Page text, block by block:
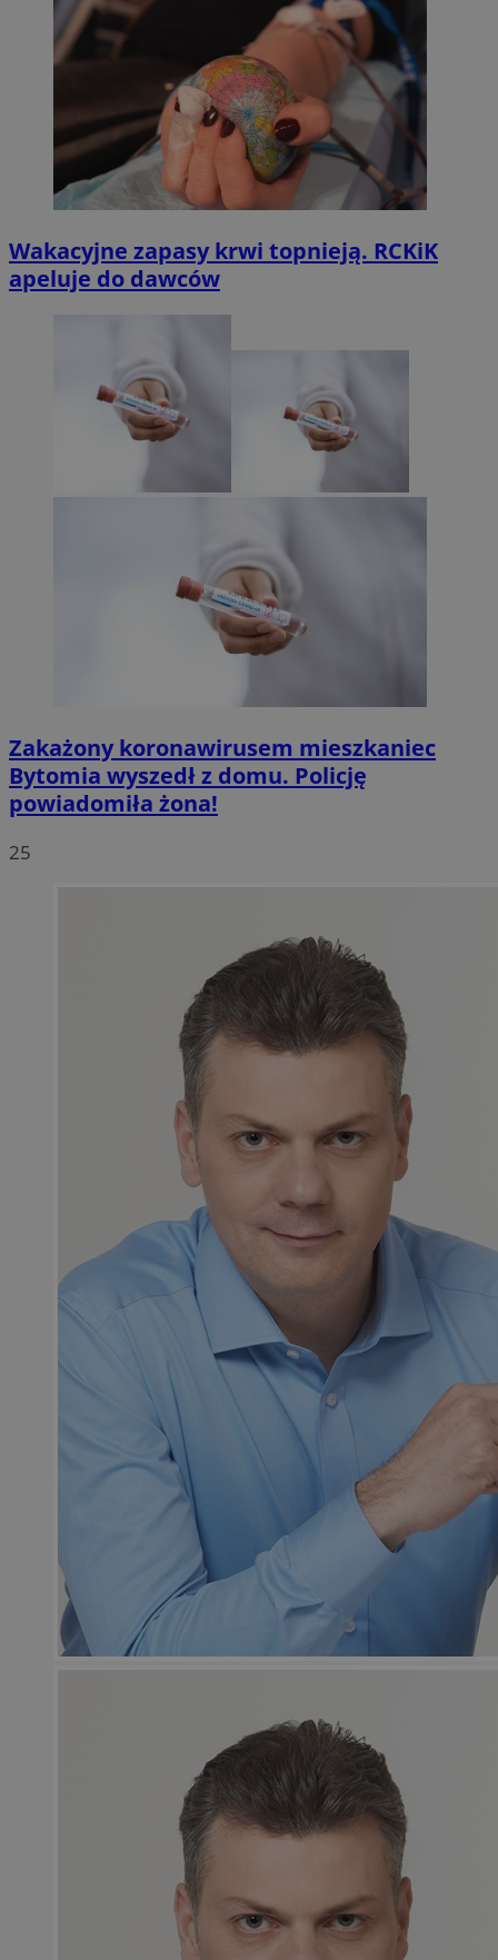
Wakacyjne zapasy krwi topnieją. RCKiK
apeluje do dawców
Zakażony koronawirusem mieszkaniec
Bytomia wyszedł z domu. Policję
powiadomiła żona!
25